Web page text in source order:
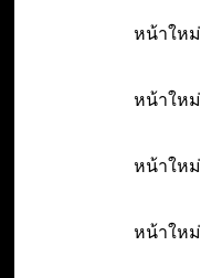
หน้าใหม่
หน้าใหม่
หน้าใหม่
หน้าใหม่